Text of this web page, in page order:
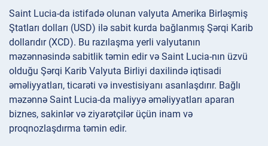
Saint Lucia-da istifadə olunan valyuta Amerika Birləşmiş
Ştatları dolları (USD) ilə sabit kurda bağlanmış Şərqi Karib
dollarıdır (XCD). Bu razılaşma yerli valyutanın
məzənnəsində sabitlik təmin edir və Saint Lucia-nın üzvü
olduğu Şərqi Karib Valyuta Birliyi daxilində iqtisadi
əməliyyatları, ticarəti və investisiyanı asanlaşdırır. Bağlı
məzənnə Saint Lucia-da maliyyə əməliyyatları aparan
biznes, sakinlər və ziyarətçilər üçün inam və
proqnozlaşdırma təmin edir.